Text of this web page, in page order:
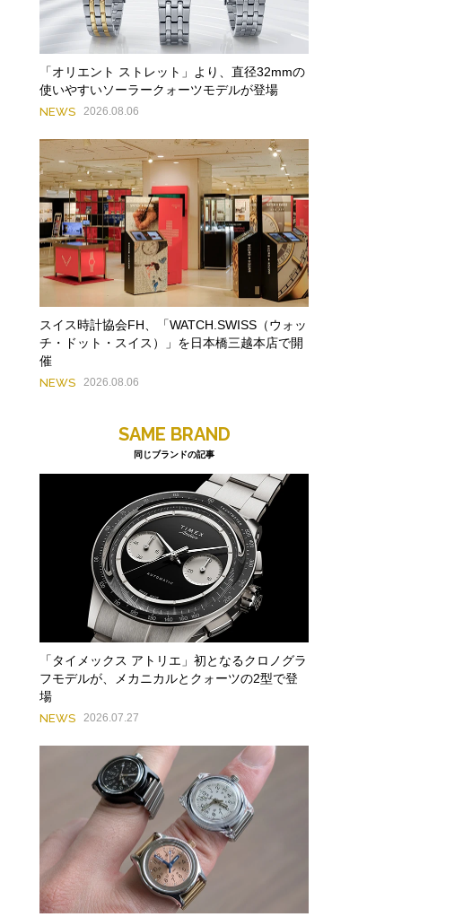
「オリエント ストレット」より、直径32mmの
使いやすいソーラークォーツモデルが登場
NEWS 2026.08.06
スイス時計協会FH、「WATCH.SWISS（ウォッ
チ・ドット・スイス）」を日本橋三越本店で開
催
NEWS 2026.08.06
SAME BRAND
同じブランドの記事
「タイメックス アトリエ」初となるクロノグラ
フモデルが、メカニカルとクォーツの2型で登
場
NEWS 2026.07.27